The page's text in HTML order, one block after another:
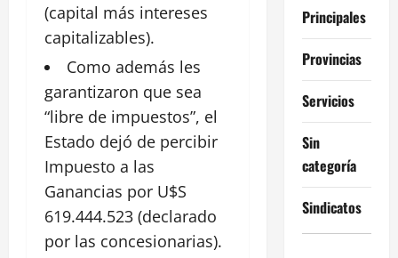
(capital más intereses
capitalizables).
Como además les
garantizaron que sea
“libre de impuestos”, el
Estado dejó de percibir
Impuesto a las
Ganancias por U$S
619.444.523 (declarado
por las concesionarias).
Principales
Provincias
Servicios
Sin
categoría
Sindicatos